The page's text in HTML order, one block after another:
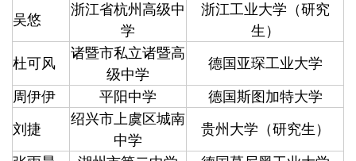
吴悠
浙江省杭州高级中
学
浙江工业大学（研究
生）
杜可风
诸暨市私立诸暨高
级中学
德国亚琛工业大学
周伊伊 平阳中学 德国斯图加特大学
刘捷
绍兴市上虞区城南
中学
贵州大学（研究生）